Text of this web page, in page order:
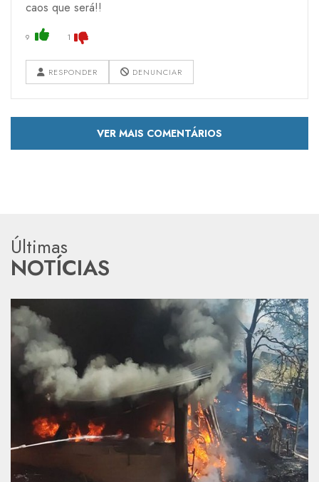
caos que será!!
9 1
RESPONDER DENUNCIAR
VER MAIS COMENTÁRIOS
Últimas
NOTÍCIAS